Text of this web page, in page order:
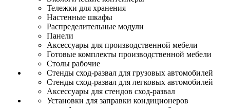
Тележки для хранения
Настенные шкафы
Распределительные модули
Панели
Аксессуары для производственной мебели
Готовые комплекты производственной мебели
Столы рабочие
Стенды сход-развал для грузовых автомобилей
Стенды сход-развал для легковых автомобилей
Аксессуары для стендов сход-развал
Установки для заправки кондиционеров